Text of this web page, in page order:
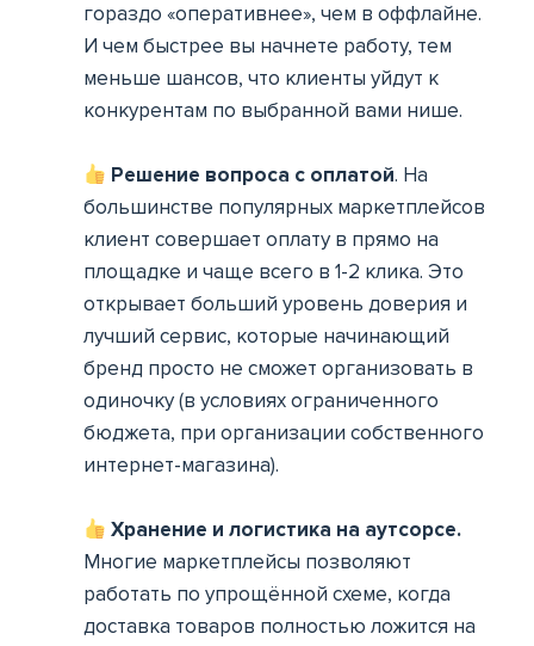
гораздо «оперативнее», чем в оффлайне.
И чем быстрее вы начнете работу, тем
меньше шансов, что клиенты уйдут к
конкурентам по выбранной вами нише.
Решение вопроса с оплатой. На
большинстве популярных маркетплейсов
клиент совершает оплату в прямо на
площадке и чаще всего в 1-2 клика. Это
открывает больший уровень доверия и
лучший сервис, которые начинающий
бренд просто не сможет организовать в
одиночку (в условиях ограниченного
бюджета, при организации собственного
интернет-магазина).
Хранение и логистика на аутсорсе.
Многие маркетплейсы позволяют
работать по упрощённой схеме, когда
доставка товаров полностью ложится на